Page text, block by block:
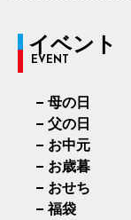
イベント
EVENT
母の日
父の日
お中元
お歳暮
おせち
福袋